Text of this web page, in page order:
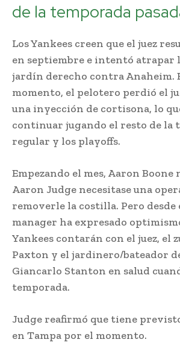
de la temporada
Los Yankees creen que el juez
en septiembre e intentó atrapar
jardín derecho contra Anaheim.
momento, el pelotero perdió el
una inyección de cortisona, lo
continuar jugando el resto de la
regular y los playoffs.
Empezando el mes, Aaron Boone
Aaron Judge necesitase una
removerle la costilla. Pero desde
manager ha expresado
Yankees contarán con el juez, el
Paxton y el jardinero/bateador
Giancarlo Stanton en salud
temporada.
Judge reafirmó que tiene
en Tampa por el momento.